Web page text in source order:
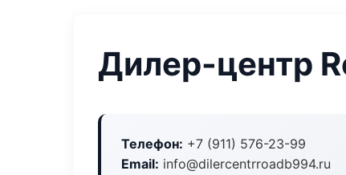
Дилер-центр
Телефон: +7 (911) 576-23-99
Email: info@dilercentrroadb994.ru